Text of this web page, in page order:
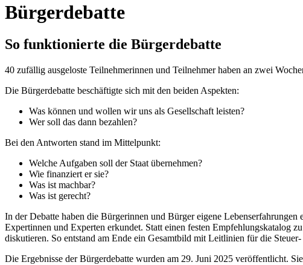
Bürgerdebatte
So funktionierte die Bürgerdebatte
40 zufällig ausgeloste Teilnehmerinnen und Teilnehmer haben an zwei
Die Bürgerdebatte beschäftigte sich mit den beiden Aspekten:
Was können und wollen wir uns als Gesellschaft leisten?
Wer soll das dann bezahlen?
Bei den Antworten stand im Mittelpunkt:
Welche Aufgaben soll der Staat übernehmen?
Wie finanziert er sie?
Was ist machbar?
Was ist gerecht?
In der Debatte haben die Bürgerinnen und Bürger eigene
Expertinnen und Experten erkundet. Statt einen festen Empfehlungskatalog
diskutieren. So entstand am Ende ein Gesamtbild mit Leitlinien für die
Die Ergebnisse der Bürgerdebatte wurden am 29. Juni 2025 veröffentlicht.